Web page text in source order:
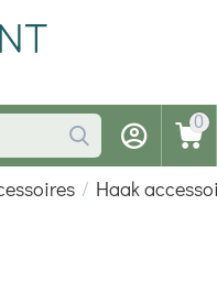
0
/ Haak